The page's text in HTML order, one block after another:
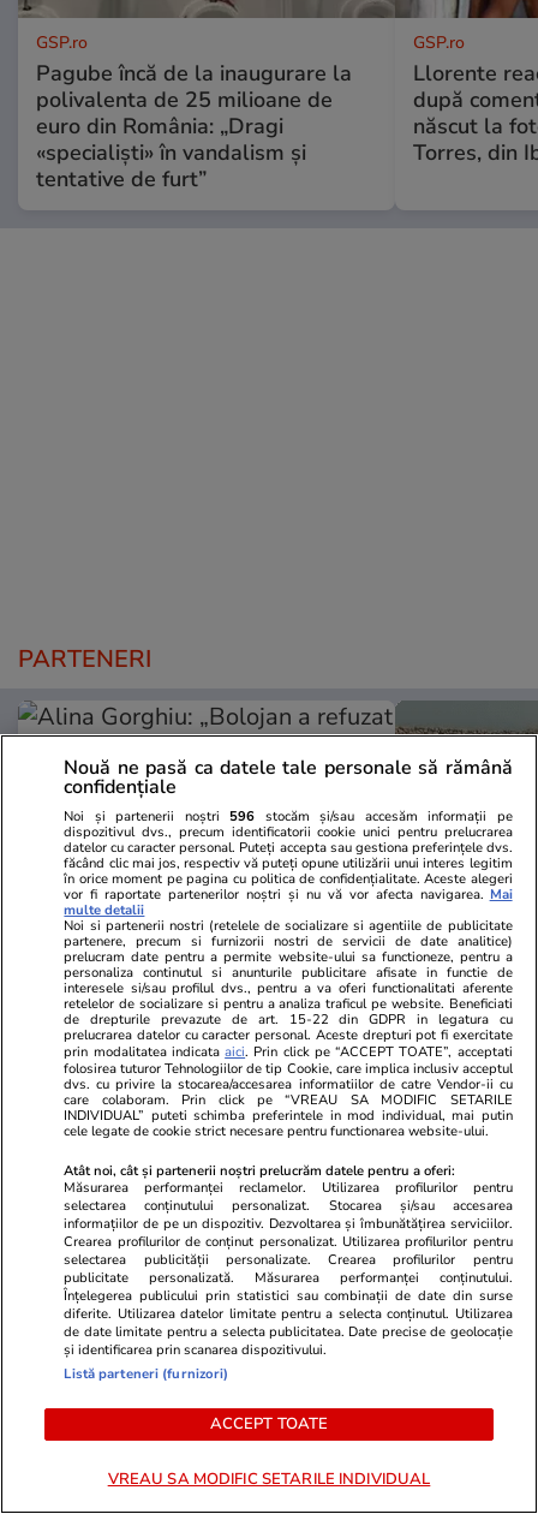
GSP.ro
Pagube încă de la inaugurare la
polivalenta de 25 milioane de
euro din România: „Dragi
«specialiști» în vandalism și
tentative de furt”
GSP.ro
Llorente
după
născut la
Torres, din
PARTENERI
Mediafax.ro
Alina Gorghiu: „Bolojan a refuzat
delimitarea de Simion și AUR”. Ce
spune despre Fritz și Nicușor Dan
StirileKanalD.ro
Femeie
făcea plajă:
PROMO
Advertorial Advertorial
Nouă ne pasă ca datele tale personale să rămână
confidențiale
Noi și partenerii noștri 596 stocăm și/sau accesăm informații pe
dispozitivul dvs., precum identificatorii cookie unici pentru prelucrarea
datelor cu caracter personal. Puteți accepta sau gestiona preferințele dvs.
făcând clic mai jos, respectiv vă puteți opune utilizării unui interes legitim
în orice moment pe pagina cu politica de confidențialitate. Aceste alegeri
vor fi raportate partenerilor noștri și nu vă vor afecta navigarea. Mai
multe detalii
Noi si partenerii nostri (retelele de socializare si agentiile de publicitate
partenere, precum si furnizorii nostri de servicii de date analitice)
prelucram date pentru a permite website-ului sa functioneze, pentru a
personaliza continutul si anunturile publicitare afisate in functie de
interesele si/sau profilul dvs., pentru a va oferi functionalitati aferente
retelelor de socializare si pentru a analiza traficul pe website. Beneficiati
de drepturile prevazute de art. 15-22 din GDPR in legatura cu
prelucrarea datelor cu caracter personal. Aceste drepturi pot fi exercitate
prin modalitatea indicataaici. Prin click pe “ACCEPT TOATE”, acceptati
folosirea tuturor Tehnologiilor de tip Cookie, care implica inclusiv acceptul
dvs. cu privire la stocarea/accesarea informatiilor de catre Vendor-ii cu
care colaboram. Prin click pe “VREAU SA MODIFIC SETARILE
INDIVIDUAL” puteti schimba preferintele in mod individual, mai putin
cele legate de cookie strict necesare pentru functionarea website-ului.
Atât noi, cât și partenerii noștri prelucrăm datele pentru a oferi:
Măsurarea performanței reclamelor. Utilizarea profilurilor pentru
selectarea conținutului personalizat. Stocarea și/sau accesarea
informațiilor de pe un dispozitiv. Dezvoltarea și îmbunătățirea serviciilor.
Crearea profilurilor de conținut personalizat. Utilizarea profilurilor pentru
selectarea publicității personalizate. Crearea profilurilor pentru
publicitate personalizată. Măsurarea performanței conținutului.
Înțelegerea publicului prin statistici sau combinații de date din surse
diferite. Utilizarea datelor limitate pentru a selecta conținutul. Utilizarea
de date limitate pentru a selecta publicitatea. Date precise de geolocație
și identificarea prin scanarea dispozitivului.
Listă parteneri (furnizori)
ACCEPT TOATE
VREAU SA MODIFIC SETARILE INDIVIDUAL